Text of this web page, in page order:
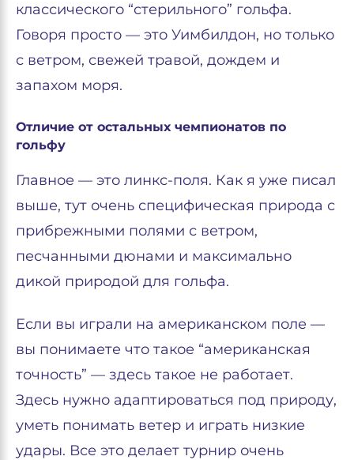
классического “стерильного” гольфа.
Говоря просто — это Уимбилдон, но только
с ветром, свежей травой, дождем и
запахом моря.
Отличие от остальных чемпионатов по
гольфу
Главное — это линкс-поля. Как я уже писал
выше, тут очень специфическая природа с
прибрежными полями с ветром,
песчанными дюнами и максимально
дикой природой для гольфа.
Если вы играли на американском поле —
вы понимаете что такое “американская
точность” — здесь такое не работает.
Здесь нужно адаптироваться под природу,
уметь понимать ветер и играть низкие
удары. Все это делает турнир очень